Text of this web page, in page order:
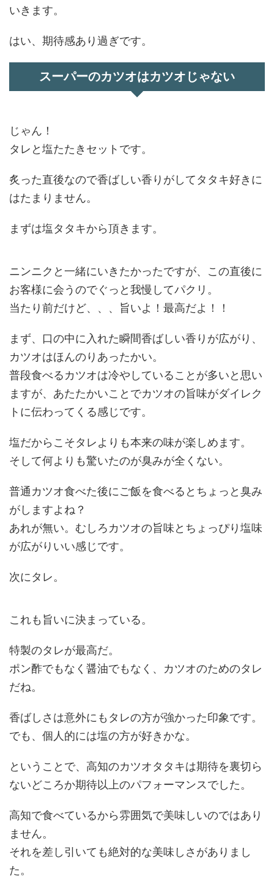
いきます。
はい、期待感あり過ぎです。
スーパーのカツオはカツオじゃない
じゃん！
タレと塩たたきセットです。
炙った直後なので香ばしい香りがしてタタキ好きに
はたまりません。
まずは塩タタキから頂きます。
ニンニクと一緒にいきたかったですが、この直後に
お客様に会うのでぐっと我慢してパクリ。
当たり前だけど、、、旨いよ！最高だよ！！
まず、口の中に入れた瞬間香ばしい香りが広がり、
カツオはほんのりあったかい。
普段食べるカツオは冷やしていることが多いと思い
ますが、あたたかいことでカツオの旨味がダイレク
トに伝わってくる感じです。
塩だからこそタレよりも本来の味が楽しめます。
そして何よりも驚いたのが臭みが全くない。
普通カツオ食べた後にご飯を食べるとちょっと臭み
がしますよね？
あれが無い。むしろカツオの旨味とちょっぴり塩味
が広がりいい感じです。
次にタレ。
これも旨いに決まっている。
特製のタレが最高だ。
ポン酢でもなく醤油でもなく、カツオのためのタレ
だね。
香ばしさは意外にもタレの方が強かった印象です。
でも、個人的には塩の方が好きかな。
ということで、高知のカツオタタキは期待を裏切ら
ないどころか期待以上のパフォーマンスでした。
高知で食べているから雰囲気で美味しいのではあり
ません。
それを差し引いても絶対的な美味しさがありまし
た。